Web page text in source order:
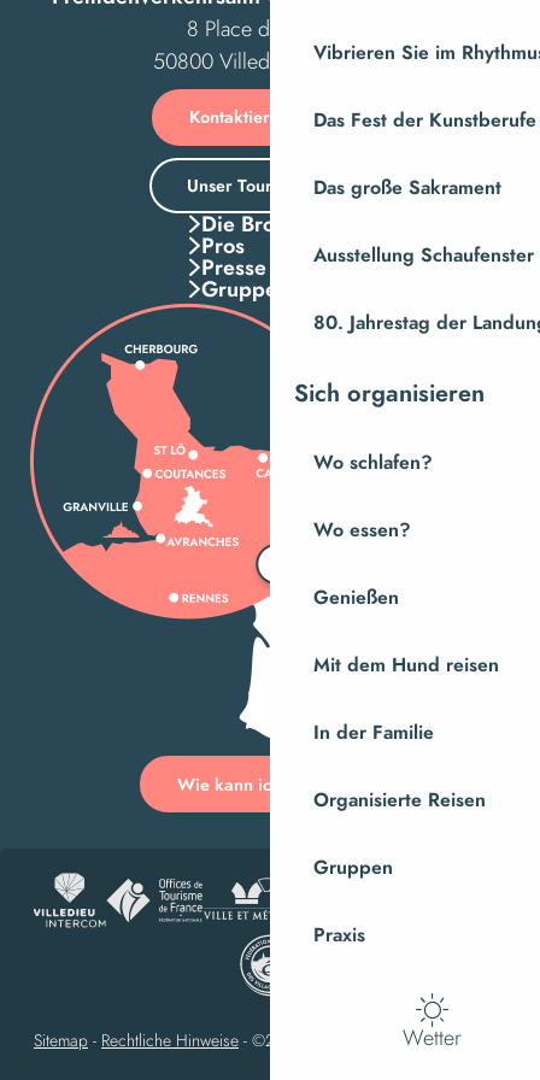
Vibrieren Sie im
Das Fest der Kunstberufe
Das große Sakrament
Ausstellung
80. Jahrestag der
Sich organisieren
Wo schlafen?
Wo essen?
Genießen
Mit dem Hund reisen
In der Familie
Organisierte Reisen
Gruppen
Praxis
Wetter
8 Place des Costils
50800 Villedieu-les-Poêles
Kontaktieren Sie uns
Unser Tourismusbüro
Die Broschuren
Pros
Presse
Gruppen
Wie kann ich kommen?
Sitemap - Rechtliche Hinweise - ©2023 Villedieu-les-Poêles Intercom